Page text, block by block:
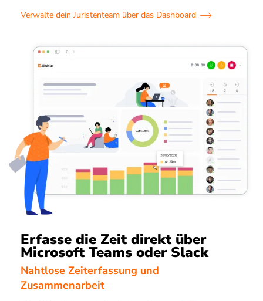
Verwalte dein Juristenteam über das Dashboard
Erfasse die Zeit direkt über
Microsoft Teams oder Slack
Nahtlose Zeiterfassung und
Zusammenarbeit